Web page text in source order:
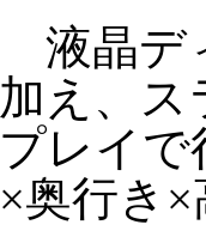
液晶デ
加え、ス
プレイで
×奥行き